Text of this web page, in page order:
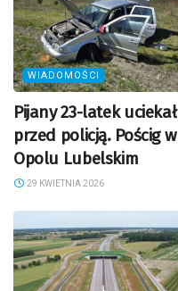
WIADOMOŚCI
Pijany 23-latek uciekał
przed policją. Pościg w
Opolu Lubelskim
29 KWIETNIA 2026